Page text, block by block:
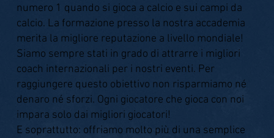
numero 1 quando si gioca a calcio e sui campi da
calcio. La formazione presso la nostra accademia
merita la migliore reputazione a livello mondiale!
Siamo sempre stati in grado di attrarre i migliori
coach internazionali per i nostri eventi. Per
raggiungere questo obiettivo non risparmiamo né
denaro né sforzi. Ogni giocatore che gioca con noi
impara solo dai migliori giocatori!
E soprattutto: offriamo molto più di una semplice